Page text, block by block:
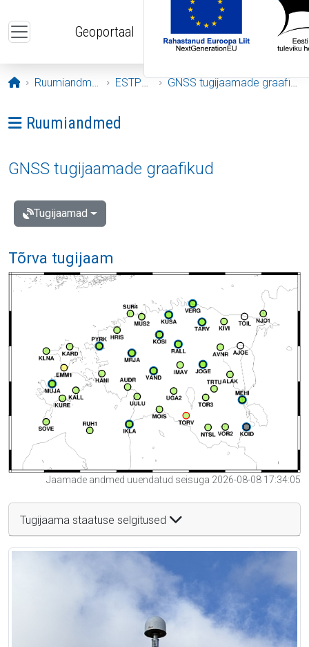
Geoportaal
Avaleht
Ruumiandmed ESTPOS GNSS tugijaamade graafikud
Ava menüü: Ruumiandmed
Ruumiandmed
GNSS tugijaamade graafikud
Tugijaamad
Tõrva tugijaam
Jaamade andmed uuendatud seisuga 2026-08-08 17:34:05
Tugijaama staatuse selgitused